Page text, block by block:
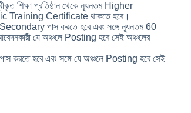
শিক্ষা প্রতিষ্ঠান থেকে ন্যূনতম Higher
Training Certificate থাকতে হবে।
Secondary পাস করতে হবে এবং সঙ্গে ন্যূনতম 60
যে অঞ্চলে Posting হবে সেই অঞ্চলের
করতে হবে এবং সঙ্গে যে অঞ্চলে Posting হবে সেই